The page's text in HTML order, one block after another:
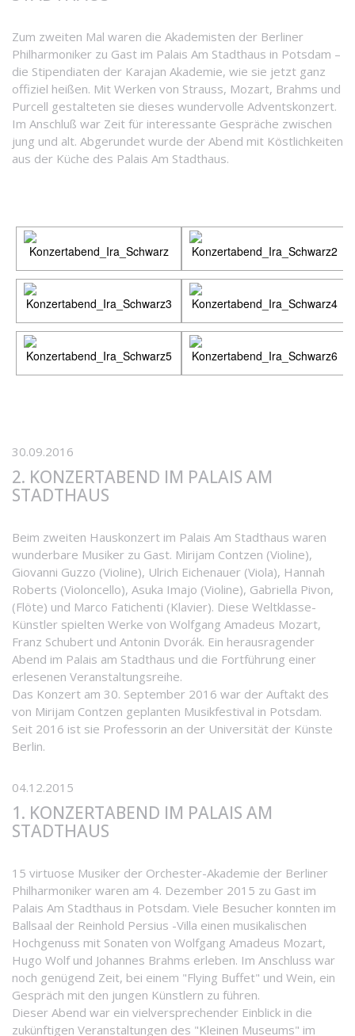
Zum zweiten Mal waren die Akademisten der Berliner
Philharmoniker zu Gast im Palais Am Stadthaus in Potsdam –
die Stipendiaten der Karajan Akademie, wie sie jetzt ganz
offiziel heißen. Mit Werken von Strauss, Mozart, Brahms und
Purcell gestalteten sie dieses wundervolle Adventskonzert.
Im Anschluß war Zeit für interessante Gespräche zwischen
jung und alt. Abgerundet wurde der Abend mit Köstlichkeiten
aus der Küche des Palais Am Stadthaus.
30.09.2016
2. KONZERTABEND IM PALAIS AM
STADTHAUS
Beim zweiten Hauskonzert im Palais Am Stadthaus waren
wunderbare Musiker zu Gast. Mirijam Contzen (Violine),
Giovanni Guzzo (Violine), Ulrich Eichenauer (Viola), Hannah
Roberts (Violoncello), Asuka Imajo (Violine), Gabriella Pivon,
(Flöte) und Marco Fatichenti (Klavier). Diese Weltklasse-
Künstler spielten Werke von Wolfgang Amadeus Mozart,
Franz Schubert und Antonin Dvorák. Ein herausragender
Abend im Palais am Stadthaus und die Fortführung einer
erlesenen Veranstaltungsreihe.
Das Konzert am 30. September 2016 war der Auftakt des
von Mirijam Contzen geplanten Musikfestival in Potsdam.
Seit 2016 ist sie Professorin an der Universität der Künste
Berlin.
04.12.2015
1. KONZERTABEND IM PALAIS AM
STADTHAUS
15 virtuose Musiker der Orchester-Akademie der Berliner
Philharmoniker waren am 4. Dezember 2015 zu Gast im
Palais Am Stadthaus in Potsdam. Viele Besucher konnten im
Ballsaal der Reinhold Persius -Villa einen musikalischen
Hochgenuss mit Sonaten von Wolfgang Amadeus Mozart,
Hugo Wolf und Johannes Brahms erleben. Im Anschluss war
noch genügend Zeit, bei einem "Flying Buffet" und Wein, ein
Gespräch mit den jungen Künstlern zu führen.
Dieser Abend war ein vielversprechender Einblick in die
zukünftigen Veranstaltungen des "Kleinen Museums" im